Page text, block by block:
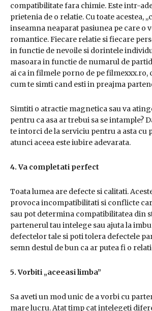
compatibilitate fara chimie. Este intr-
prietenia de o relatie. Cu toate acestea,
inseamna neaparat pasiunea pe care o
romantice. Fiecare relatie si fiecare
in functie de nevoile si dorintele
masoara in functie de numarul de
ai ca in filmele porno de pe filmexxx.ro,
cum te simti cand esti in preajma
Simtiti o atractie magnetica sau va
pentru ca asa ar trebui sa se intample?
te intorci de la serviciu pentru a asta cu
atunci aceea este iubire adevarata.
4. Va completati perfect
Toata lumea are defecte si calitati.
provoca incompatibilitati si conflicte
sau pot determina compatibilitatea din
partenerul tau intelege sau ajuta la
defectelor tale si poti tolera defectele
semn destul de bun ca ar putea fi o
5. Vorbiti „aceeasi limba”
Sa aveti un mod unic de a vorbi cu
mare lucru. Atat timp cat intelegeti